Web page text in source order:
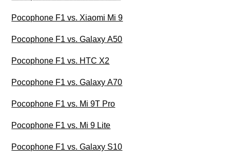
Pocophone F1 vs. Xiaomi Mi 9
Pocophone F1 vs. Galaxy A50
Pocophone F1 vs. HTC X2
Pocophone F1 vs. Galaxy A70
Pocophone F1 vs. Mi 9T Pro
Pocophone F1 vs. Mi 9 Lite
Pocophone F1 vs. Galaxy S10